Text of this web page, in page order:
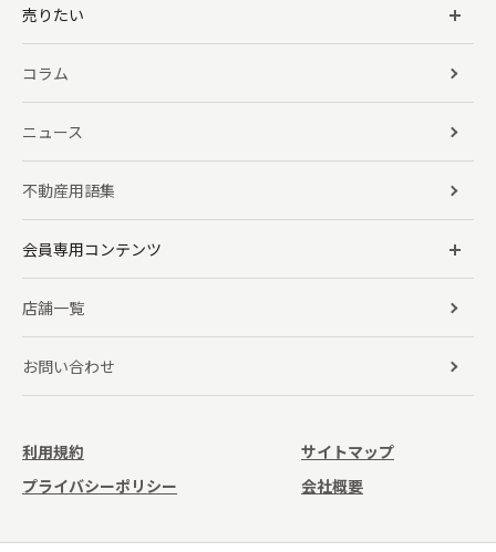
売りたい
コラム
ニュース
不動産用語集
会員専用コンテンツ
店舗一覧
お問い合わせ
利用規約
サイトマップ
プライバシーポリシー
会社概要